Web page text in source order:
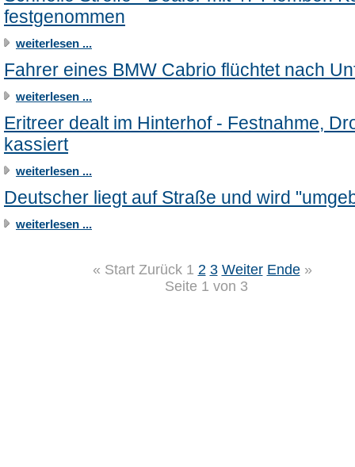
festgenommen
weiterlesen ...
Fahrer eines BMW Cabrio flüchtet nach
weiterlesen ...
Eritreer dealt im Hinterhof - Festnahme,
kassiert
weiterlesen ...
Deutscher liegt auf Straße und wird
weiterlesen ...
« Start Zurück 1 2 3 Weiter Ende »
Seite 1 von 3